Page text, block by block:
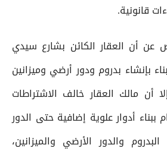
قانونية.
عن أن العقار الكائن بشارع سيدي
بإنشاء بدروم ودور أرضي وميزانين
أن مالك العقار خالف الاشتراطات
ببناء أدوار علوية إضافية حتى الدور
والدور الأرضي والميزانين،